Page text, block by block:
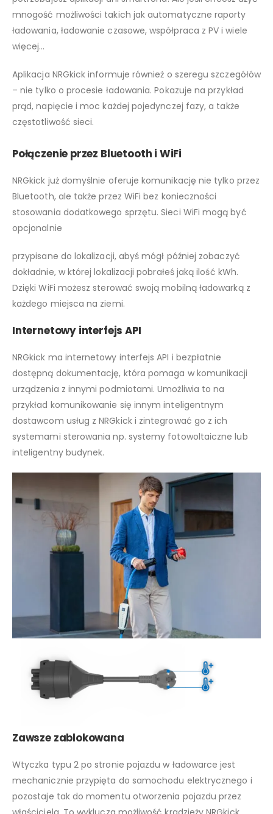
mnogość możliwości takich jak automatyczne raporty
ładowania, ładowanie czasowe, współpraca z PV i wiele
więcej…
Aplikacja NRGkick informuje również o szeregu szczegółów
– nie tylko o procesie ładowania. Pokazuje na przykład
prąd, napięcie i moc każdej pojedynczej fazy, a także
częstotliwość sieci.
Połączenie przez Bluetooth i WiFi
NRGkick już domyślnie oferuje komunikację nie tylko przez
Bluetooth, ale także przez WiFi bez konieczności
stosowania dodatkowego sprzętu. Sieci WiFi mogą być
opcjonalnie
przypisane do lokalizacji, abyś mógł później zobaczyć
dokładnie, w której lokalizacji pobrałeś jaką ilość kWh.
Dzięki WiFi możesz sterować swoją mobilną ładowarką z
każdego miejsca na ziemi.
Internetowy interfejs API
NRGkick ma internetowy interfejs API i bezpłatnie
dostępną dokumentację, która pomaga w komunikacji
urządzenia z innymi podmiotami. Umożliwia to na
przykład komunikowanie się innym inteligentnym
dostawcom usług z NRGkick i zintegrować go z ich
systemami sterowania np. systemy fotowoltaiczne lub
inteligentny budynek.
Zawsze zablokowana
Wtyczka typu 2 po stronie pojazdu w ładowarce jest
mechanicznie przypięta do samochodu elektrycznego i
pozostaje tak do momentu otworzenia pojazdu przez